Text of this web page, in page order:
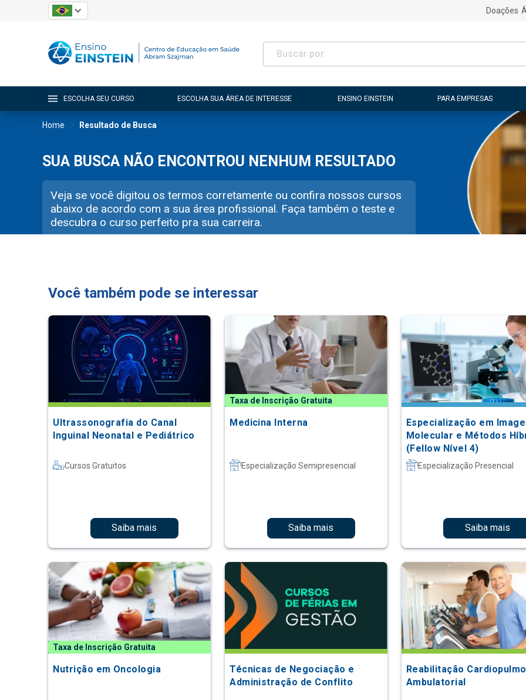
Doações
ESCOLHA SEU CURSO ESCOLHA SUA ÁREA DE INTERESSE ENSINO EINSTEIN PARA EMPRESAS
Home Resultado de Busca
SUA BUSCA NÃO ENCONTROU NENHUM RESULTADO
Veja se você digitou os termos corretamente ou confira nossos cursos
abaixo de acordo com a sua área profissional. Faça também o teste e
descubra o curso perfeito pra sua carreira.
Você também pode se interessar
Ultrassonografia do Canal
Inguinal Neonatal e Pediátrico
Cursos Gratuitos
Saiba mais
Taxa de Inscrição Gratuita
Medicina Interna
Especialização Semipresencial
Saiba mais
Especialização em
Molecular e Métodos
(Fellow Nível 4)
Especialização Presencial
Saiba mais
Taxa de Inscrição Gratuita
Nutrição em Oncologia
Técnicas de Negociação e
Administração de Conflito
Reabilitação
Ambulatorial